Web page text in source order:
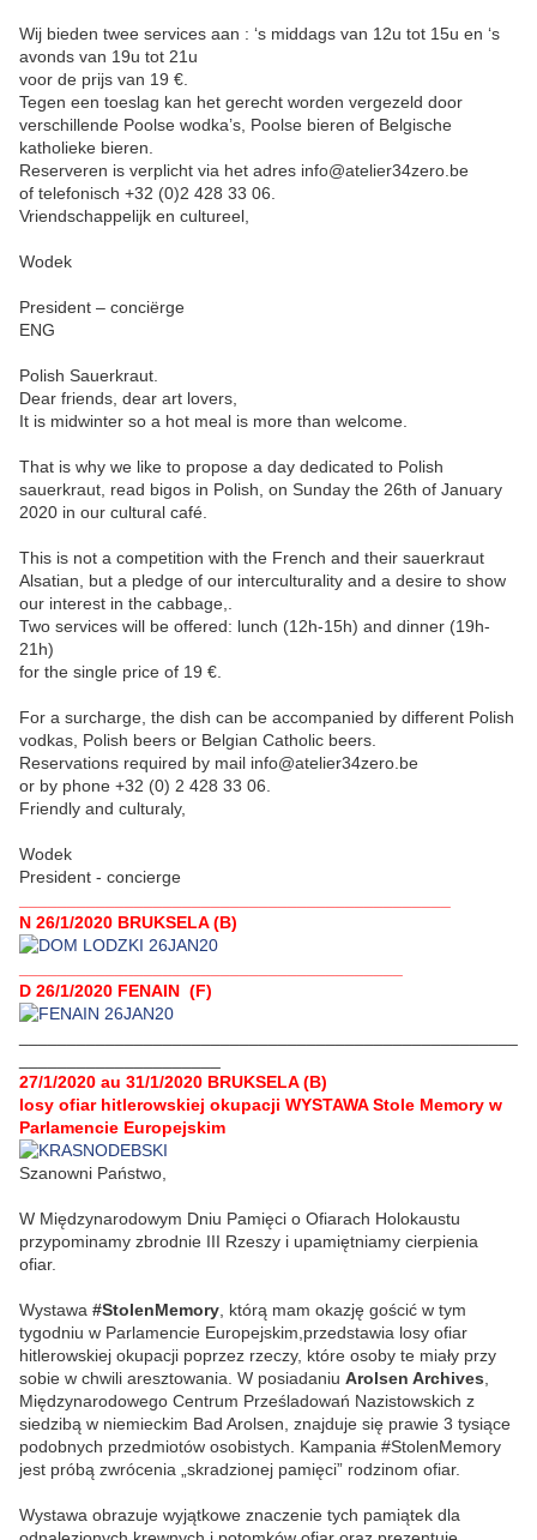
Wij bieden twee services aan : ‘s middags van 12u tot 15u en ‘s
avonds van 19u tot 21u
voor de prijs van 19 €.
Tegen een toeslag kan het gerecht worden vergezeld door
verschillende Poolse wodka’s, Poolse bieren of Belgische
katholieke bieren.
Reserveren is verplicht via het adres info@atelier34zero.be
of telefonisch +32 (0)2 428 33 06.
Vriendschappelijk en cultureel,
Wodek
President – conciërge
ENG
Polish Sauerkraut.
Dear friends, dear art lovers,
It is midwinter so a hot meal is more than welcome.
That is why we like to propose a day dedicated to Polish
sauerkraut, read bigos in Polish, on Sunday the 26th of January
2020 in our cultural café.
This is not a competition with the French and their sauerkraut
Alsatian, but a pledge of our interculturality and a desire to show
our interest in the cabbage,.
Two services will be offered: lunch (12h-15h) and dinner (19h-
21h)
for the single price of 19 €.
For a surcharge, the dish can be accompanied by different Polish
vodkas, Polish beers or Belgian Catholic beers.
Reservations required by mail info@atelier34zero.be
or by phone +32 (0) 2 428 33 06.
Friendly and culturaly,
Wodek
President - concierge
N 26/1/2020 BRUKSELA (B)
D 26/1/2020 FENAIN (F)
27/1/2020 au 31/1/2020 BRUKSELA (B)
losy ofiar hitlerowskiej okupacji WYSTAWA Stole Memory w
Parlamencie Europejskim
Szanowni Państwo,
W Międzynarodowym Dniu Pamięci o Ofiarach Holokaustu
przypominamy zbrodnie III Rzeszy i upamiętniamy cierpienia
ofiar.
Wystawa #StolenMemory , którą mam okazję gościć w tym
tygodniu w Parlamencie Europejskim,przedstawia losy ofiar
hitlerowskiej okupacji poprzez rzeczy, które osoby te miały przy
sobie w chwili aresztowania. W posiadaniu Arolsen Archives
Międzynarodowego Centrum Prześladowań Nazistowskich z
siedzibą w niemieckim Bad Arolsen, znajduje się prawie 3 tysiące
podobnych przedmiotów osobistych. Kampania #StolenMemory
jest próbą zwrócenia „skradzionej pamięci” rodzinom ofiar.
Wystawa obrazuje wyjątkowe znaczenie tych pamiątek dla